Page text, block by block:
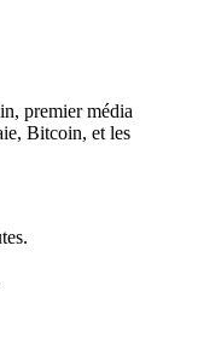
premier média
Bitcoin, et les